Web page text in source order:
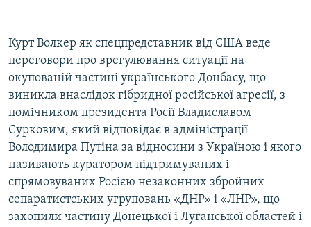
Курт Волкер як спецпредставник від США веде
переговори про врегулювання ситуації на
окупованій частині українського Донбасу, що
виникла внаслідок гібридної російської агресії, з
помічником президента Росії Владиславом
Сурковим, який відповідає в адміністрації
Володимира Путіна за відносини з Україною і якого
називають куратором підтримуваних і
спрямовуваних Росією незаконних збройних
сепаратистських угруповань «ДНР» і «ЛНР», що
захопили частину Донецької і Луганської областей і